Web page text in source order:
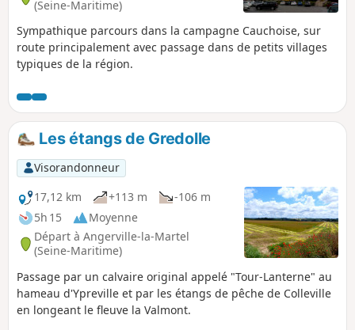
(Seine-Maritime)
Sympathique parcours dans la campagne Cauchoise, sur
route principalement avec passage dans de petits villages
typiques de la région.
Les étangs de Gredolle
Visorandonneur
17,12 km
+113 m
-106 m
5h 15
Moyenne
Départ à Angerville-la-Martel
(Seine-Maritime)
Passage par un calvaire original appelé "Tour-Lanterne" au
hameau d'Ypreville et par les étangs de pêche de Colleville
en longeant le fleuve la Valmont.